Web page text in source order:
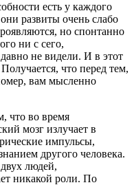
есть у каждого
развиты очень слабо
но спонтанно
ни с сего,
не видели. И в этот
что перед тем,
вам мысленно
что во время
мозг излучает в
импульсы,
другого человека.
людей,
никакой роли. По